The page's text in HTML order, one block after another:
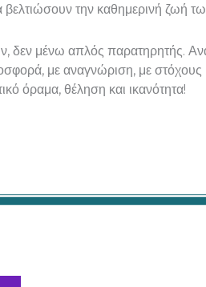
την καθημερινή ζωή
δεν μένω απλός παρατηρητής.
με αναγνώριση, με στόχους
όραμα, θέληση και ικανότητα!